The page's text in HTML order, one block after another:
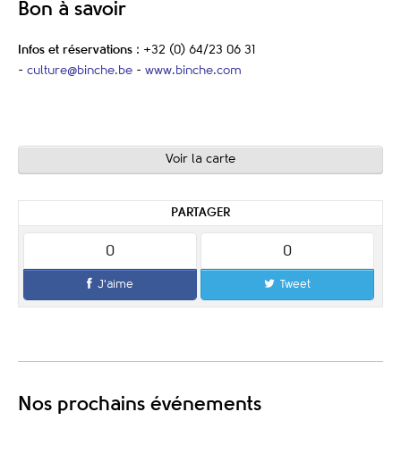
Bon à savoir
Infos et réservations : +32 (0) 64/23 06 31
- culture@binche.be - www.binche.com
Voir la carte
PARTAGER
0
J'aime
0
Tweet
Nos prochains événements